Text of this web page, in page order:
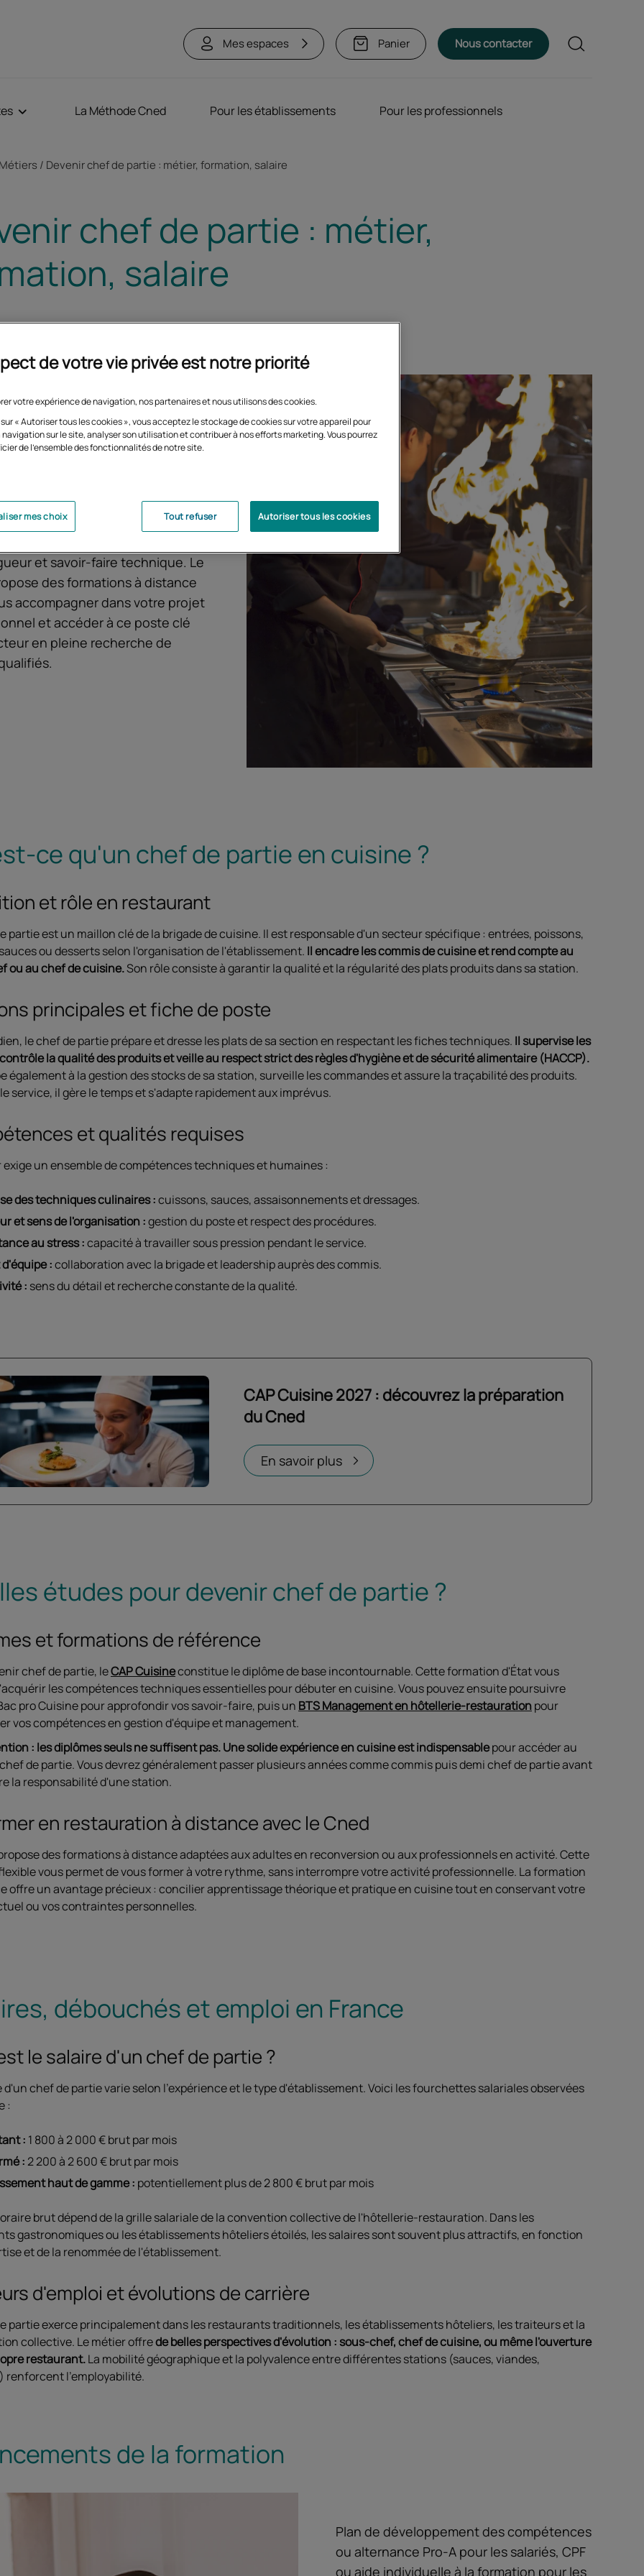
Mes espaces Panier Nous contacter Rechercher
La Méthode Cned Pour les établissements Pour les professionnels
Devenir chef de partie : métier, formation, salaire
chef de partie : métier,
salaire
partieoccupe une place
la brigade de cuisine. Situé
et savoir-faire technique. Le
des formations à distance
accompagner dans votre projet
et accéder à ce poste clé
en pleine recherche de
ce qu'un chef de partie en cuisine ?
et rôle en restaurant
partie est un maillon clé de la brigade de cuisine. Il est responsable d'un secteur spécifique : entrées, poissons,
ou desserts selon l'organisation de l'établissement. Il encadre les commis de cuisine et rend compte au
ou au chef de cuisine.Son rôle consiste à garantir la qualité et la régularité des plats produits dans sa station.
principales et fiche de poste
le chef de partie prépare et dresse les plats de sa section en respectant les fiches techniques. Il supervise les
la qualité des produits et veille au respect strict des règles d'hygiène et de sécurité alimentaire (HACCP).
également à la gestion des stocks de sa station, surveille les commandes et assure la traçabilité des produits.
service, il gère le temps et s'adapte rapidement aux imprévus.
et qualités requises
exige un ensemble de compétences techniques et humaines :
des techniques culinaires :cuissons, sauces, assaisonnements et dressages.
et sens de l'organisation :gestion du poste et respect des procédures.
au stress :capacité à travailler sous pression pendant le service.
:collaboration avec la brigade et leadership auprès des commis.
: sens du détail et recherche constante de la qualité.
CAP Cuisine 2027 : découvrez la préparation
du Cned
En savoir plus
Ouvrir dans un nouvel onglet
études pour devenir chef de partie ?
et formations de référence
chef de partie, leCAP Cuisineconstitue le diplôme de base incontournable. Cette formation d'État vous
les compétences techniques essentielles pour débuter en cuisine. Vous pouvez ensuite poursuivre
pro Cuisine pour approfondir vos savoir-faire, puis un BTS Management en hôtellerie-restaurationpour
vos compétences en gestion d'équipe et management.
: les diplômes seuls ne suffisent pas.Une solide expérience en cuisine est indispensablepour accéder au
de partie. Vous devrez généralement passer plusieurs années comme commis puis demi chef de partie avant
la responsabilité d'une station.
en restauration à distance avec le Cned
des formations à distance adaptées aux adultes en reconversion ou aux professionnels en activité. Cette
vous permet de vous former à votre rythme, sans interrompre votre activité professionnelle. La formation
offre un avantage précieux : concilier apprentissage théorique et pratique en cuisine tout en conservant votre
ou vos contraintes personnelles.
débouchés et emploi en France
le salaire d'un chef de partie ?
d'un chef de partie varie selon l'expérience et le type d'établissement. Voici les fourchettes salariales observées
:
: 1 800 à 2 000 € brut par mois
:2 200 à 2 600 € brut par mois
haut de gamme : potentiellement plus de 2 800 € brut par mois
brut dépend de la grille salariale de la convention collective de l'hôtellerie-restauration. Dans les
gastronomiques ou les établissements hôteliers étoilés, les salaires sont souvent plus attractifs, en fonction
et de la renommée de l'établissement.
d'emploi et évolutions de carrière
partie exerce principalement dans les restaurants traditionnels, les établissements hôteliers, les traiteurs et la
collective. Le métier offrede belles perspectives d'évolution : sous-chef, chef de cuisine, ou même l'ouverture
restaurant.La mobilité géographique et la polyvalence entre différentes stations (sauces, viandes,
renforcent l'employabilité.
de la formation
Plan de développement des compétences
ou alternance Pro-A pour les salariés, CPF
ou aide individuelle à la formation pour les
de votre vie privée est notre priorité
votre expérience de navigation, nos partenaires et nous utilisons des cookies.
« Autoriser tous les cookies », vous acceptez le stockage de cookies sur votre appareil pour
sur le site, analyser son utilisation et contribuer à nos efforts marketing. Vous pourrez
de l'ensemble des fonctionnalités de notre site.
Tout refuser Autoriser tous les cookies
mes choix